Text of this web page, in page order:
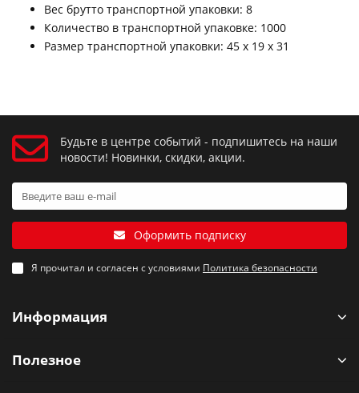
Вес брутто транспортной упаковки: 8
Количество в транспортной упаковке: 1000
Размер транспортной упаковки: 45 x 19 x 31
Будьте в центре событий - подпишитесь на наши
новости! Новинки, скидки, акции.
Оформить подписку
Я прочитал и согласен с условиями Политика безопасности
Информация
Полезное